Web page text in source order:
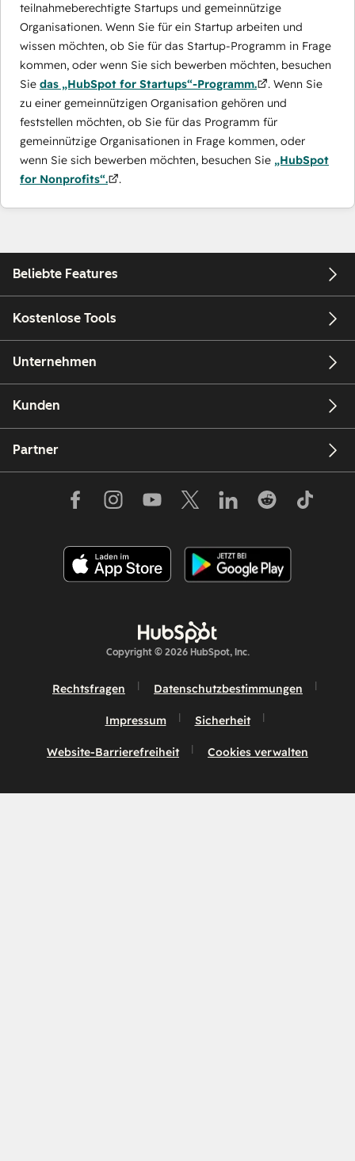
teilnahmeberechtigte Startups und gemeinnützige
Organisationen. Wenn Sie für ein Startup arbeiten und
wissen möchten, ob Sie für das Startup-Programm in Frage
kommen, oder wenn Sie sich bewerben möchten, besuchen
Sie das „HubSpot for Startups“-Programm.
. Wenn Sie
zu einer gemeinnützigen Organisation gehören und
feststellen möchten, ob Sie für das Programm für
gemeinnützige Organisationen in Frage kommen, oder
wenn Sie sich bewerben möchten, besuchen Sie „HubSpot
for Nonprofits“.
.
Beliebte Features
Kostenlose Tools
Unternehmen
Kunden
Partner
Copyright © 2026 HubSpot, Inc.
Rechtsfragen Datenschutzbestimmungen
Impressum Sicherheit
Website-Barrierefreiheit Cookies verwalten